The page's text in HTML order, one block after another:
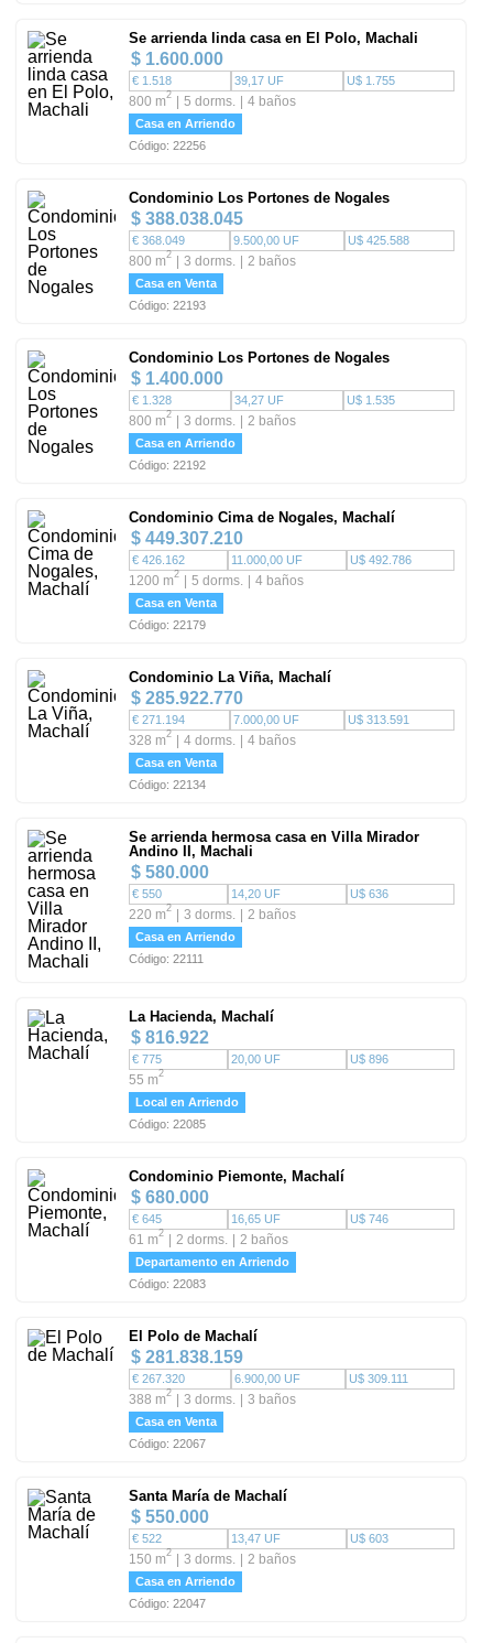
Se arrienda linda casa en El Polo, Machali
$ 1.600.000
€ 1.518 39,17 UF U$ 1.755
800 m2 5 dorms. 4 baños
Casa en Arriendo
Código: 22256
Condominio Los Portones de Nogales
$ 388.038.045
€ 368.049 9.500,00 UF U$ 425.588
800 m2 3 dorms. 2 baños
Casa en Venta
Código: 22193
Condominio Los Portones de Nogales
$ 1.400.000
€ 1.328 34,27 UF U$ 1.535
800 m2 3 dorms. 2 baños
Casa en Arriendo
Código: 22192
Condominio Cima de Nogales, Machalí
$ 449.307.210
€ 426.162 11.000,00 UF U$ 492.786
1200 m2 5 dorms. 4 baños
Casa en Venta
Código: 22179
Condominio La Viña, Machalí
$ 285.922.770
€ 271.194 7.000,00 UF U$ 313.591
328 m2 4 dorms. 4 baños
Casa en Venta
Código: 22134
Se arrienda hermosa casa en Villa Mirador
Andino II, Machali
$ 580.000
€ 550 14,20 UF U$ 636
220 m2 3 dorms. 2 baños
Casa en Arriendo
Código: 22111
La Hacienda, Machalí
$ 816.922
€ 775 20,00 UF U$ 896
55 m2
Local en Arriendo
Código: 22085
Condominio Piemonte, Machalí
$ 680.000
€ 645 16,65 UF U$ 746
61 m2 2 dorms. 2 baños
Departamento en Arriendo
Código: 22083
El Polo de Machalí
$ 281.838.159
€ 267.320 6.900,00 UF U$ 309.111
388 m2 3 dorms. 3 baños
Casa en Venta
Código: 22067
Santa María de Machalí
$ 550.000
€ 522 13,47 UF U$ 603
150 m2 3 dorms. 2 baños
Casa en Arriendo
Código: 22047